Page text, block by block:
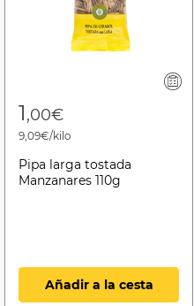
1,00€
9,09€/kilo
Pipa larga tostada
Manzanares 110g
Añadir a la cesta